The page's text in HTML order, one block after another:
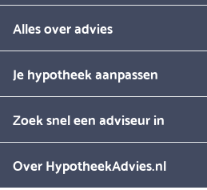
Alles over advies
Je hypotheek aanpassen
Zoek snel een adviseur in
Over HypotheekAdvies.nl